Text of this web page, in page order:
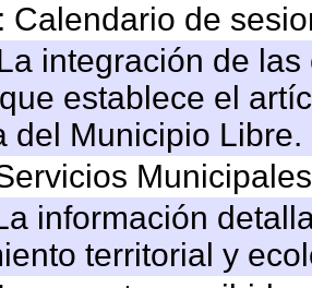
Calendario de
integración de
establece el
del Municipio Libre.
información
territorial y